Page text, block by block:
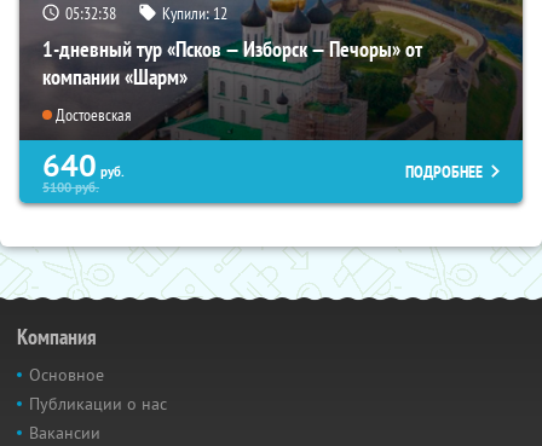
05:32:37 Купили:12
1-дневный тур «Псков — Изборск — Печоры» от
компании «Шарм»
Достоевская
640 руб.
5100руб.
ПОДРОБНЕЕ
Компания
Основное
Публикации о нас
Вакансии